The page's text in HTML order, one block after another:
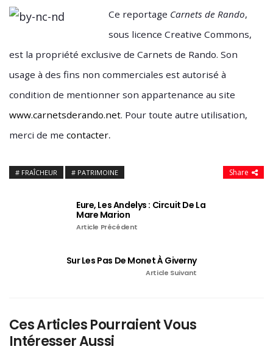
Ce reportage Carnets de Rando,
sous licence Creative Commons,
est la propriété exclusive de Carnets de Rando. Son
usage à des fins non commerciales est autorisé à
condition de mentionner son appartenance au site
www.carnetsderando.net. Pour toute autre utilisation,
merci de me contacter.
FRAÎCHEUR PATRIMOINE Share
Eure, Les Andelys : Circuit De La
Mare Marion
Article Précédent
Sur Les Pas De Monet À Giverny
Article Suivant
Ces Articles Pourraient Vous
Intéresser Aussi